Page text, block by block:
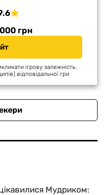
грн
ігрову залежність.
відповідальної гри
Мудриком: